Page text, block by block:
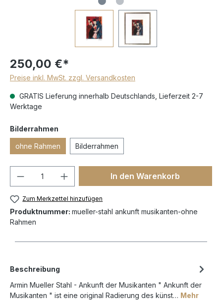
250,00 €*
Preise inkl. MwSt. zzgl. Versandkosten
GRATIS Lieferung innerhalb Deutschlands, Lieferzeit 2-7
Werktage
Bilderrahmen
ohne Rahmen Bilderrahmen
In den Warenkorb
Zum Merkzettel hinzufügen
Produktnummer: mueller-stahl ankunft musikanten-ohne
Rahmen
Beschreibung
Armin Mueller Stahl - Ankunft der Musikanten " Ankunft der
Musikanten " ist eine original Radierung des künst… Mehr